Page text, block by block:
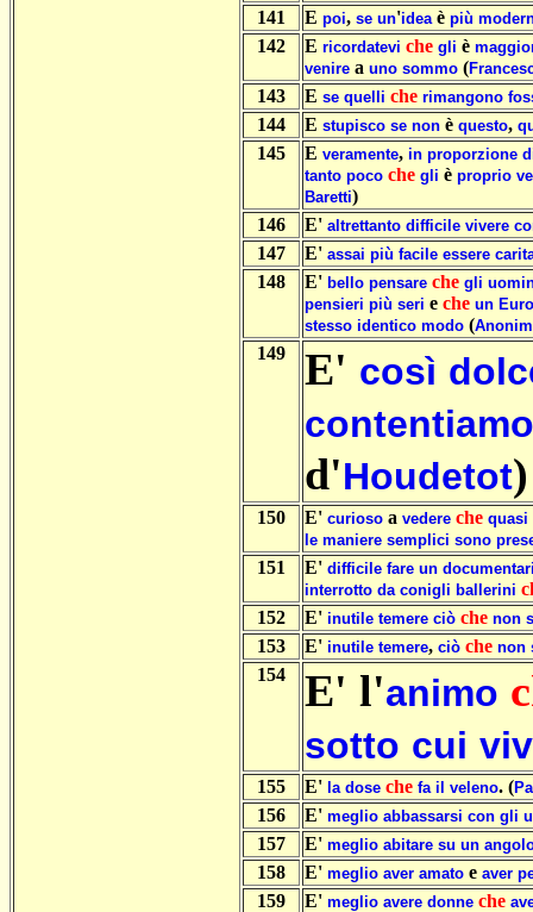
141 E poi, se un'idea è più
142 E ricordatevi che gli è
venire a uno sommo (
143 E se quelli che rimangono
144 E stupisco se non è questo,
145 E veramente, in proporzione
tanto poco che gli è proprio
Baretti)
146
E' altrettanto difficile vivere
147 E' assai più facile essere
148 E' bello pensare che gli
pensieri più seri e che un
stesso identico modo (
149 E' così
contentiamo
d'Houdetot)
150 E' curioso a vedere che quasi
le maniere semplici sono
151 E' difficile fare un
interrotto da conigli ballerini
152
E' inutile temere ciò che non
153 E' inutile temere, ciò che non
154 E' l'animo
sotto cui
155 E' la dose che fa il veleno. (
156 E' meglio abbassarsi con gli
157 E' meglio abitare su un
158 E' meglio aver amato e aver
159 E' meglio avere donne che